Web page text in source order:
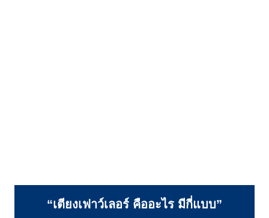
“เตียงเฟาว์เลอร์ คืออะไร มีกี่แบบ”